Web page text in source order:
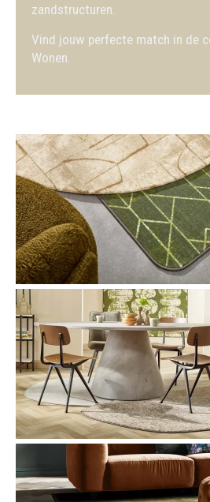
zandstructuren.
Vind jouw perfecte match in de
Wonen.